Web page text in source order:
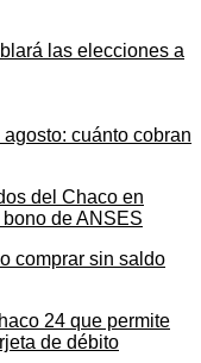
las elecciones a
del Chaco en
de ANSES
24 que permite
de débito